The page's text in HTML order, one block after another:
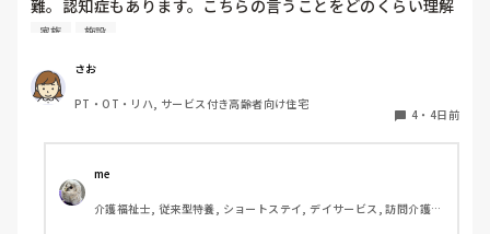
難。認知症もあります。こちらの言うことをどのくらい理解
しているかは不明ですが、問いかけに頷くことはよくありま
られます。この前ケアマネの方からお話しを聞いたら、視線
入力装置？を導入したいと息子さんがおっしゃっているそう
です。そこで、施設などで実際使われている利用者の方がい
なせるものなのかお聞きしたいです。
家族 施設
さお
PT・OT・リハ, サービス付き高齢者向け住宅
4 ・ 4日前
me
介護福祉士, 従来型特養, ショートステイ, デイサービス, 訪問介護,